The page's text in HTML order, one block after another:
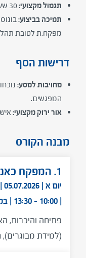
תגמול מקצועי:
תמיכה בביצוע:
מפקח.ת לטובת
דרישות הסף
מחויבות למסע:
המפגשים.
אור ירוק מקצועי:
מבנה הקורס
1. המפקח כאנדרוגוג
פתיחה והיכרות,
(למידת